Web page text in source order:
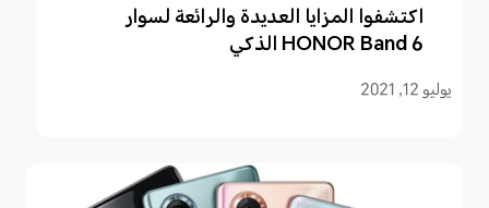
اكتشفوا المزايا العديدة والرائعة لسوار
HONOR Band 6 الذكي
يوليو 12, 2021